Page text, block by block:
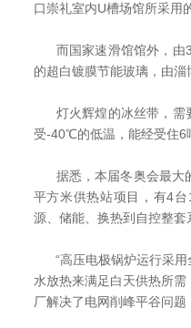
口崇礼室内U槽场馆所采用
而国家速滑馆馆外，由
的超白镀膜节能玻璃，由淄
灯火辉煌的冰丝带，需
受-40℃的低温，能经受住6
据悉，本届冬奥会最大的
平方米供热站项目，有4
源、储能、换热到自控整
“高压电极锅炉运行采用
水放热来满足白天供热所
厂解决了电网削峰平谷问